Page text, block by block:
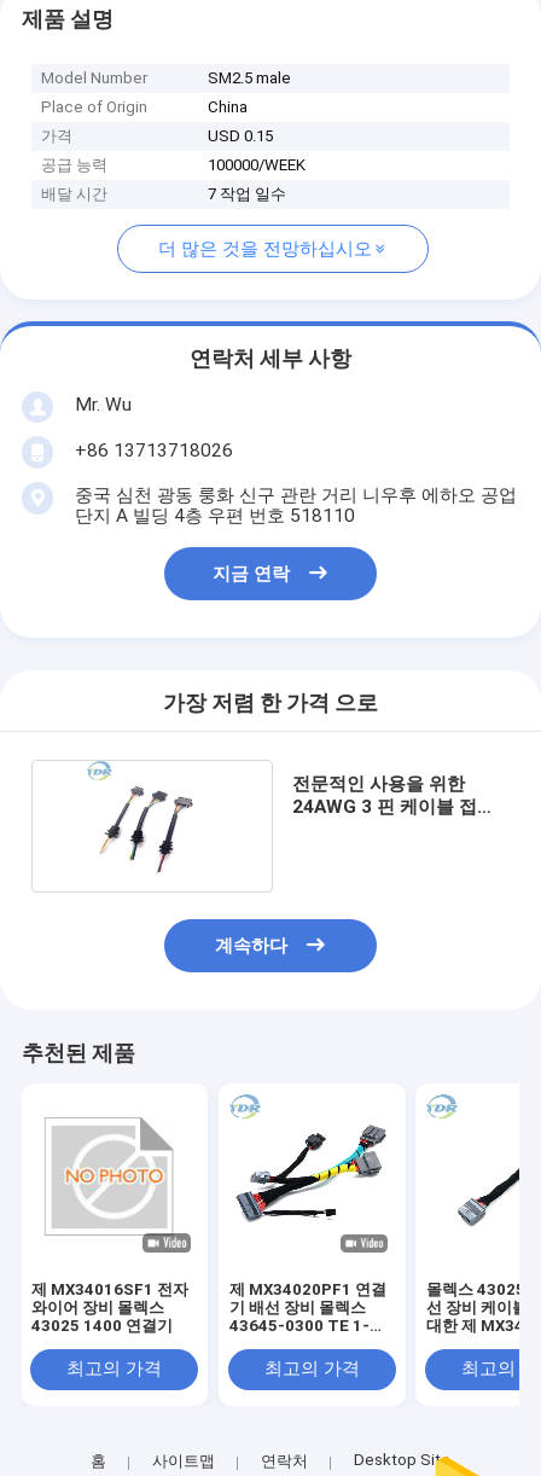
제품 설명
Model Number
SM2.5 male
Place of Origin
China
가격
USD 0.15
공급 능력
100000/WEEK
배달 시간
7 작업 일수
더 많은 것을 전망하십시오
연락처 세부 사항
Mr. Wu
+86 13713718026
중국 심천 광동 룽화 신구 관란 거리 니우후 에하오 공업
단지 A 빌딩 4층 우편 번호 518110
지금 연락
가장 저렴 한 가격 으로
전문적인 사용을 위한
24AWG 3 핀 케이블 접속
계속하다
추천된 제품
제 MX34016SF1 전자
와이어 장비 몰렉스
43025 1400 연결기
최고의 가격
제 MX34020PF1 연결
기 배선 장비 몰렉스
43645-0300 TE 1-
최고의 가격
몰렉스 43025-
선 장비 케이블
대한 제
최고의
홈 사이트맵 연락처 Desktop Site